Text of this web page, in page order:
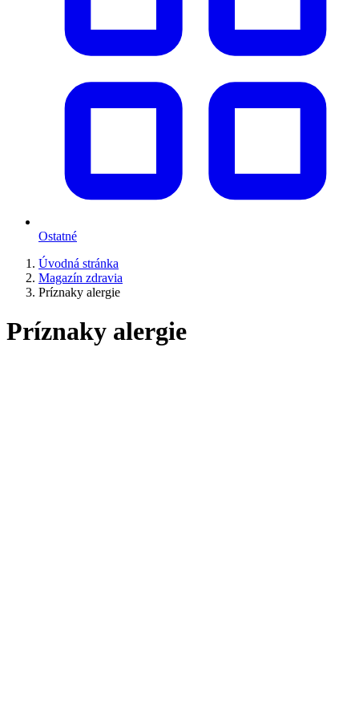
Ostatné
Úvodná stránka
Magazín zdravia
Príznaky alergie
Príznaky alergie